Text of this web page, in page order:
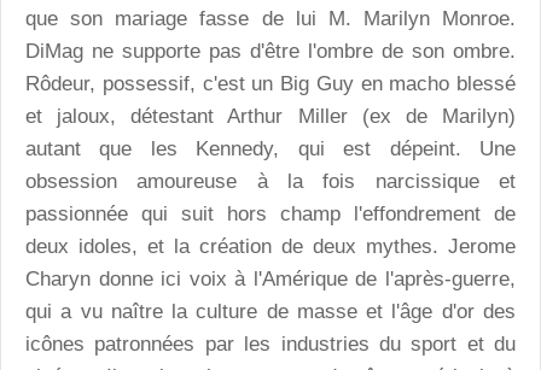
que son mariage fasse de lui M. Marilyn Monroe.
DiMag ne supporte pas d'être l'ombre de son ombre.
Rôdeur, possessif, c'est un Big Guy en macho blessé
et jaloux, détestant Arthur Miller (ex de Marilyn)
autant que les Kennedy, qui est dépeint. Une
obsession amoureuse à la fois narcissique et
passionnée qui suit hors champ l'effondrement de
deux idoles, et la création de deux mythes. Jerome
Charyn donne ici voix à l'Amérique de l'après-guerre,
qui a vu naître la culture de masse et l'âge d'or des
icônes patronnées par les industries du sport et du